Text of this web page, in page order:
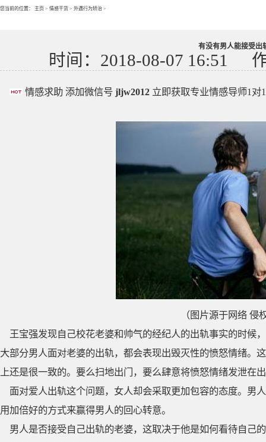
您当前的位置： 主页 > 情感干货 > 外遇行为矫治 >
有没有男人能接受出
时间：2018-08-07 16:51
情感求助 添加微信号 jljw2012 立即获取专业情感导师1对
（图片源于网络 侵
王宝强发现自己校花老婆和帅气的经纪人的出轨事实的时候
大部分男人面对老婆的出轨，都会表现出毁灭性的愤怒情绪。
上还是很一致的。要么扫地出门，要么肆意将愤怒情绪发泄在
面对爱人出轨这个问题，女人却会采取更加包容的态度。男
用加倍好的方式来赢得男人的回心转意。
男人是否接受自己出轨的老婆，这取决于他是如何看待自己